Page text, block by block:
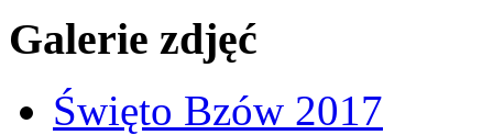
Galerie zdjęć
Święto Bzów 2017